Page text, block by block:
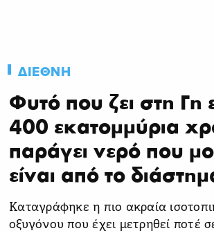
ΔΙΕΘΝΗ
Φυτό που ζει στη Γη
400 εκατομμύρια
παράγει νερό που
είναι από το
Καταγράφηκε η πιο ακραία
οξυγόνου που έχει μετρηθεί ποτέ